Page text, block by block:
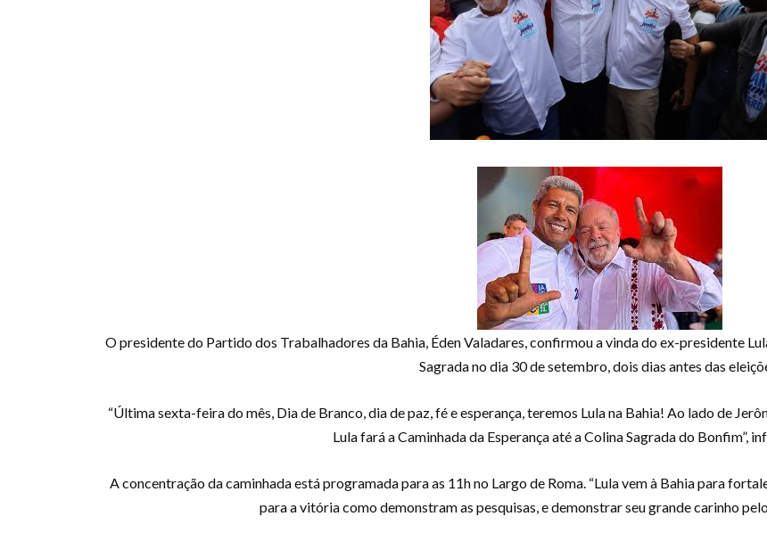
O presidente do Partido dos Trabalhadores da Bahia, Éden Valadares, confirmou a vinda do ex-presidente
Sagrada no dia 30 de setembro, dois dias antes das
“Última sexta-feira do mês, Dia de Branco, dia de paz, fé e esperança, teremos Lula na Bahia! Ao lado de
Lula fará a Caminhada da Esperança até a Colina Sagrada do Bonfim”,
A concentração da caminhada está programada para as 11h no Largo de Roma. “Lula vem à Bahia para
para a vitória como demonstram as pesquisas, e demonstrar seu grande carinho